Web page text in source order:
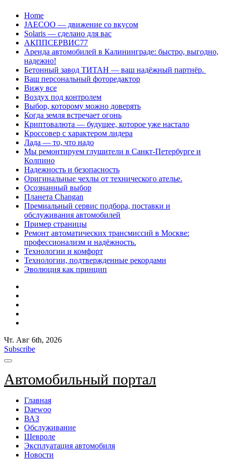
Перейти
содержанию
Home
JAECOO — движение со вкусом
Solaris — сделано для вас
АКППСЕРВИС77
Аренда автомобилей в Калининграде: быстро, выгодно,
надежно!
Бетонный завод ТИТАН — ваш надёжный партнёр.
Ваш персональный фоторедактор
Вижу все
Воздух под контролем
Выбор, которому можно доверять
Когда земля встречает огонь
Криптовалюта — будущее, которое уже настало
Кроссовер с характером лидера
Лада — то, что надо
Мы ремонтируем глушители в Санкт-Петербурге и
Колпино
Надежность и безопасность
Оригинальные чехлы от технического ателье.
Осознанный выбор
Планета Changan
Премиальный сервис подбора, поставки и
обслуживания автомобилей
Пример страницы
Ремонт автоматических трансмиссий в Москве:
профессионализм и надёжность.
Технологии и комфорт
Технологии, подтвержденные рекордами
Эволюция как принцип
Чт. Авг 6th, 2026
Subscribe
Автомобильный портал
Главная
Daewoo
ВАЗ
Обслуживание
Шевроле
Эксплуатация автомобиля
Новости